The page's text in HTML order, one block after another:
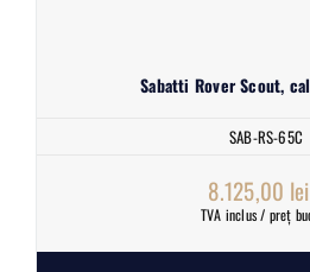
Sabatti Rover Scout,
SAB-RS-65C
8.125,00 lei
TVA inclus / preț